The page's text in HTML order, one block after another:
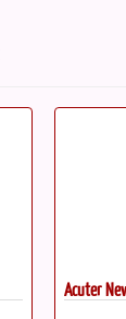
Okular